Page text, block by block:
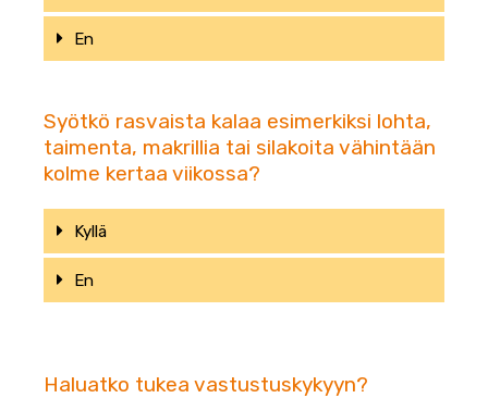
En
Syötkö rasvaista kalaa esimerkiksi lohta,
taimenta, makrillia tai silakoita vähintään
kolme kertaa viikossa?
Kyllä
En
Haluatko tukea vastustuskykyyn?